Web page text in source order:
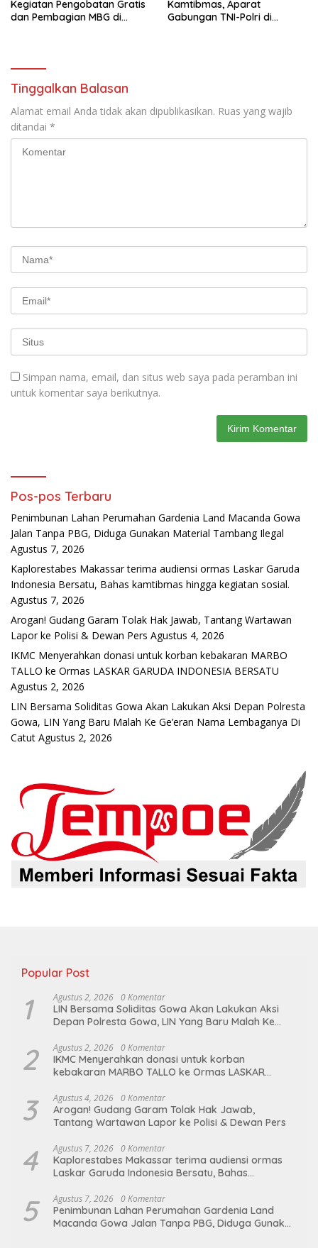
Kegiatan Pengobatan Gratis
dan Pembagian MBG di
Kamtibmas, Aparat
Gabungan TNI-Polri di
Tinggalkan Balasan
Alamat email Anda tidak akan dipublikasikan. Ruas yang wajib
ditandai *
Simpan nama, email, dan situs web saya pada peramban ini
untuk komentar saya berikutnya.
Pos-pos Terbaru
Penimbunan Lahan Perumahan Gardenia Land Macanda Gowa
Jalan Tanpa PBG, Diduga Gunakan Material Tambang Ilegal
Agustus 7, 2026
Kaplorestabes Makassar terima audiensi ormas Laskar Garuda
Indonesia Bersatu, Bahas kamtibmas hingga kegiatan sosial.
Agustus 7, 2026
Arogan! Gudang Garam Tolak Hak Jawab, Tantang Wartawan
Lapor ke Polisi & Dewan Pers Agustus 4, 2026
IKMC Menyerahkan donasi untuk korban kebakaran MARBO
TALLO ke Ormas LASKAR GARUDA INDONESIA BERSATU
Agustus 2, 2026
LIN Bersama Soliditas Gowa Akan Lakukan Aksi Depan Polresta
Gowa, LIN Yang Baru Malah Ke Ge’eran Nama Lembaganya Di
Catut Agustus 2, 2026
Popular Post
1 Agustus 2, 2026 0 Komentar
LIN Bersama Soliditas Gowa Akan Lakukan Aksi
Depan Polresta Gowa, LIN Yang Baru Malah Ke
2 Agustus 2, 2026 0 Komentar
IKMC Menyerahkan donasi untuk korban
kebakaran MARBO TALLO ke Ormas LASKAR
3 Agustus 4, 2026 0 Komentar
Arogan! Gudang Garam Tolak Hak Jawab,
Tantang Wartawan Lapor ke Polisi & Dewan Pers
4 Agustus 7, 2026 0 Komentar
Kaplorestabes Makassar terima audiensi ormas
Laskar Garuda Indonesia Bersatu, Bahas
5 Agustus 7, 2026 0 Komentar
Penimbunan Lahan Perumahan Gardenia Land
Macanda Gowa Jalan Tanpa PBG, Diduga Gunakan